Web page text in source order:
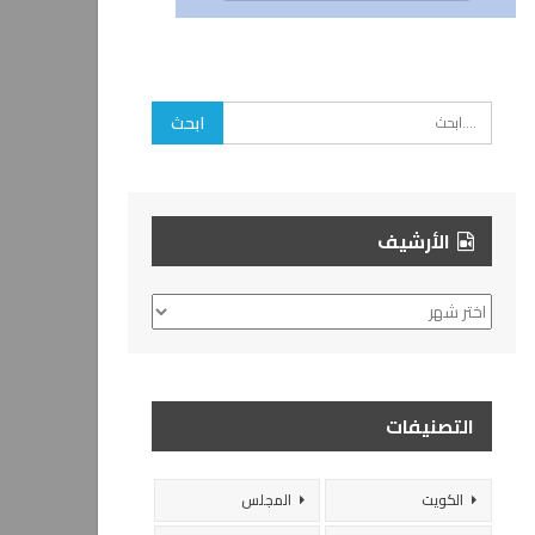
الأرشيف
الأرشيف
التصنيفات
الكويت
المجلس